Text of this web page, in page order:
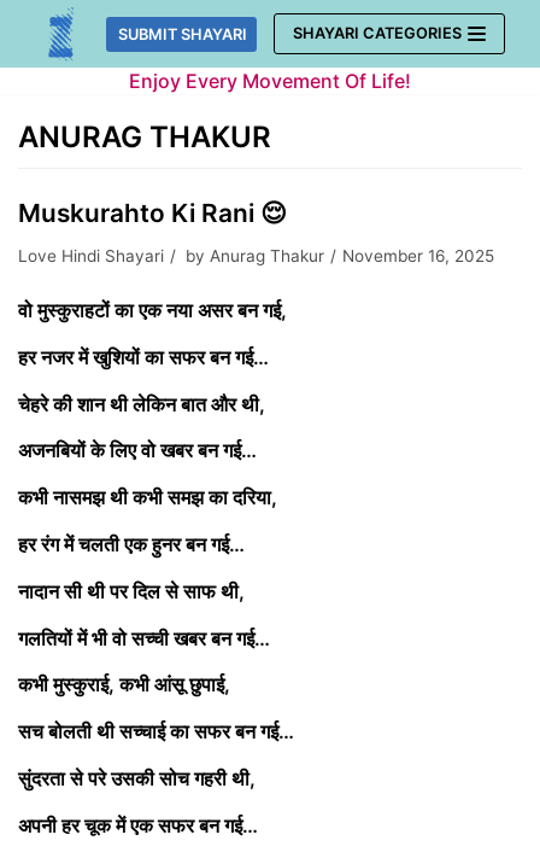
Skip
SUBMIT SHAYARI SHAYARI CATEGORIES
Enjoy Every Movement Of Life!
ANURAG THAKUR
Muskurahto Ki Rani 😌
Love Hindi Shayari by Anurag Thakur November 16, 2025
वो मुस्कुराहटों का एक नया असर बन गई,
हर नजर में खुशियों का सफर बन गई…
चेहरे की शान थी लेकिन बात और थी,
अजनबियों के लिए वो खबर बन गई…
कभी नासमझ थी कभी समझ का दरिया,
हर रंग में चलती एक हुनर बन गई…
नादान सी थी पर दिल से साफ थी,
गलतियों में भी वो सच्ची खबर बन गई…
कभी मुस्कुराई, कभी आंसू छुपाई,
सच बोलती थी सच्चाई का सफर बन गई…
सुंदरता से परे उसकी सोच गहरी थी,
अपनी हर चूक में एक सफर बन गई…